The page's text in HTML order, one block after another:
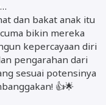
dan bakat anak itu
bikin mereka
kepercayaan diri
pengarahan dari
sesuai potensinya
👍🌟